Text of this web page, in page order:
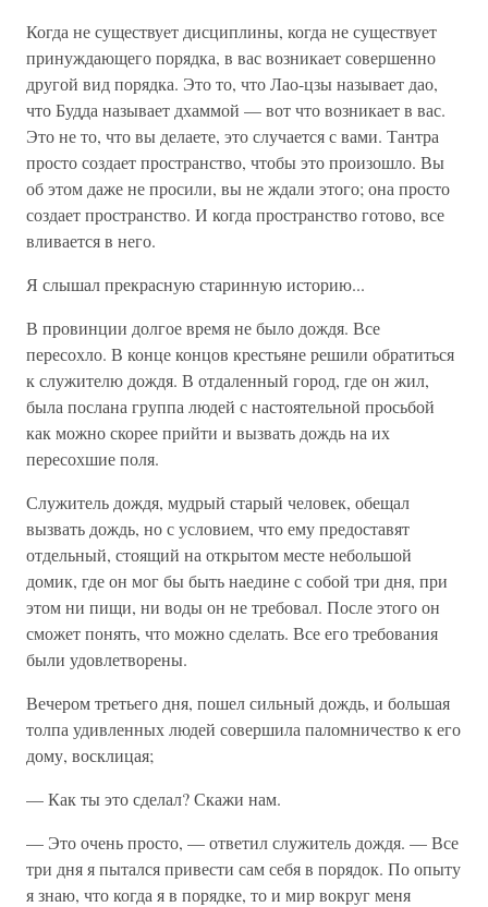
Когда не существует дисциплины, когда не существует
принуждающего порядка, в вас возникает совершенно
другой вид порядка. Это то, что Лао-цзы называет дао,
что Будда называет дхаммой — вот что возникает в вас.
Это не то, что вы делаете, это случается с вами. Тантра
просто создает пространство, чтобы это произошло. Вы
об этом даже не просили, вы не ждали этого; она просто
создает пространство. И когда пространство готово, все
вливается в него.
Я слышал прекрасную старинную историю...
В провинции долгое время не было дождя. Все
пересохло. В конце концов крестьяне решили обратиться
к служителю дождя. В отдаленный город, где он жил,
была послана группа людей с настоятельной просьбой
как можно скорее прийти и вызвать дождь на их
пересохшие поля.
Служитель дождя, мудрый старый человек, обещал
вызвать дождь, но с условием, что ему предоставят
отдельный, стоящий на открытом месте небольшой
домик, где он мог бы быть наедине с собой три дня, при
этом ни пищи, ни воды он не требовал. После этого он
сможет понять, что можно сделать. Все его требования
были удовлетворены.
Вечером третьего дня, пошел сильный дождь, и большая
толпа удивленных людей совершила паломничество к его
дому, восклицая;
— Как ты это сделал? Скажи нам.
— Это очень просто, — ответил служитель дождя. — Все
три дня я пытался привести сам себя в порядок. По опыту
я знаю, что когда я в порядке, то и мир вокруг меня